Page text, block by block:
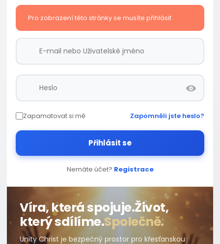
Pro zobrazení této stránky se musíte přihlásit
Zapamatovat si mě Zapomněli jste heslo?
Přihlásit se
Nemáte účet? Registrace
Víra, která spojuje.Život,
který sdílíme.Společně.
Unity Christ je bezpečný prostor pro křesťanskou